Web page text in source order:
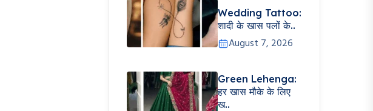
Wedding Tattoo:
शादी के खास पलों के..
August 7, 2026
Green Lehenga:
हर खास मौके के लिए
ख..